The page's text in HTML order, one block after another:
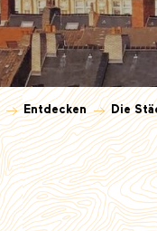
Entdecken Die